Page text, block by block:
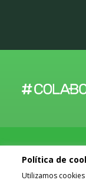
Política de
Utilizamos